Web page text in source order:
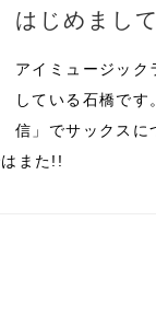
はじめまして
アイミュージック
している石橋です
信」でサックスに
また!!